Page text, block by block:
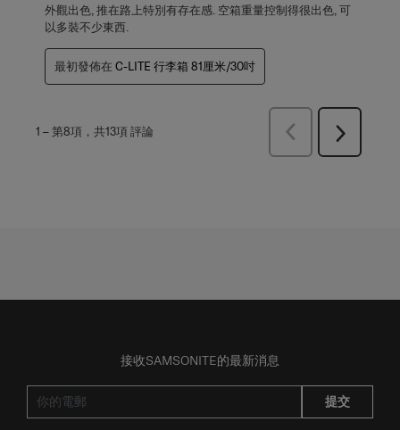
外觀出色, 推在路上特別有存在感. 空箱重量控制得很出色, 可
以多裝不少東西.
最初發佈在 C-LITE 行李箱 81厘米/30吋
1 –第8項，共13項評論
上
下
接收SAMSONITE的最新消息
提交